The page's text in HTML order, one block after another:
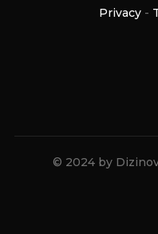
Privacy -
© 2024 by